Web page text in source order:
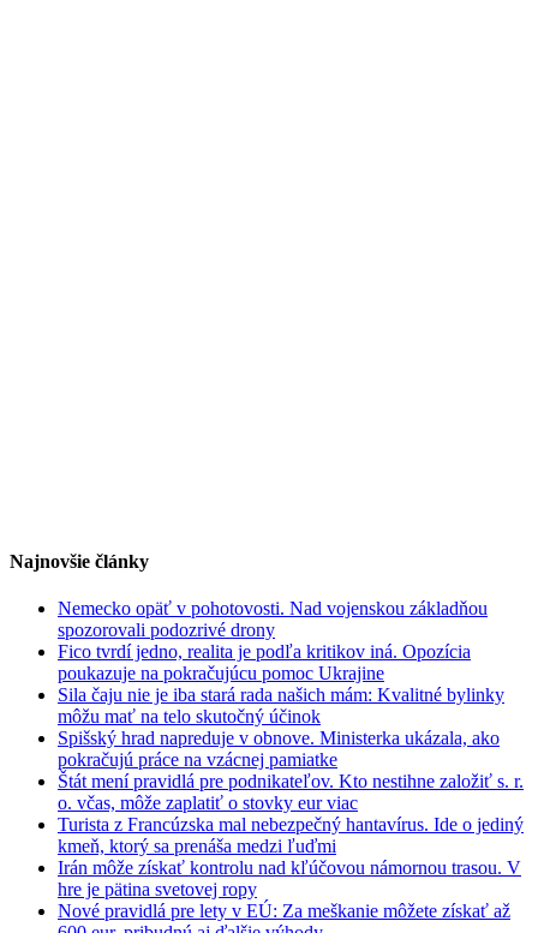
Najnovšie články
Nemecko opäť v pohotovosti. Nad vojenskou základňou
spozorovali podozrivé drony
Fico tvrdí jedno, realita je podľa kritikov iná. Opozícia
poukazuje na pokračujúcu pomoc Ukrajine
Sila čaju nie je iba stará rada našich mám: Kvalitné bylinky
môžu mať na telo skutočný účinok
Spišský hrad napreduje v obnove. Ministerka ukázala, ako
pokračujú práce na vzácnej pamiatke
Štát mení pravidlá pre podnikateľov. Kto nestihne založiť s. r.
o. včas, môže zaplatiť o stovky eur viac
Turista z Francúzska mal nebezpečný hantavírus. Ide o jediný
kmeň, ktorý sa prenáša medzi ľuďmi
Irán môže získať kontrolu nad kľúčovou námornou trasou. V
hre je pätina svetovej ropy
Nové pravidlá pre lety v EÚ: Za meškanie môžete získať až